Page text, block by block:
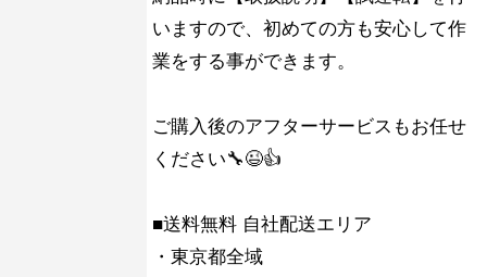
いますので、初めての方も安心して作
業をする事ができます。
ご購入後のアフターサービスもお任せ
ください🔧😉👍
■送料無料 自社配送エリア
・東京都全域